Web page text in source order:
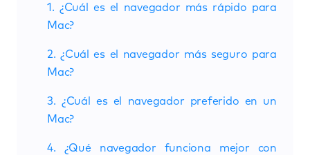
1. ¿Cuál es el navegador más rápido para
Mac?
2. ¿Cuál es el navegador más seguro para
Mac?
3. ¿Cuál es el navegador preferido en un
Mac?
4. ¿Qué navegador funciona mejor con